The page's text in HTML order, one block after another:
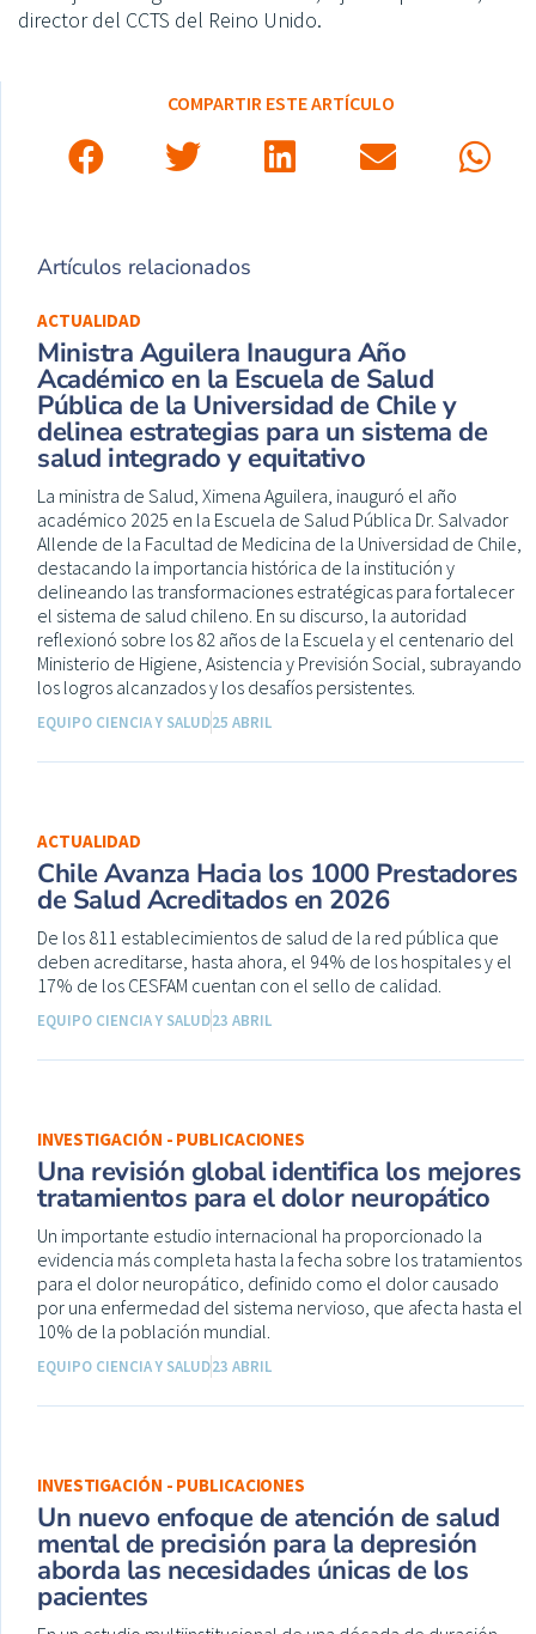
director del CCTS del Reino Unido.
COMPARTIR ESTE ARTÍCULO
Artículos relacionados
ACTUALIDAD
Ministra Aguilera Inaugura Año
Académico en la Escuela de Salud
Pública de la Universidad de Chile y
delinea estrategias para un sistema de
salud integrado y equitativo
La ministra de Salud, Ximena Aguilera, inauguró el año
académico 2025 en la Escuela de Salud Pública Dr. Salvador
Allende de la Facultad de Medicina de la Universidad de Chile,
destacando la importancia histórica de la institución y
delineando las transformaciones estratégicas para fortalecer
el sistema de salud chileno. En su discurso, la autoridad
reflexionó sobre los 82 años de la Escuela y el centenario del
Ministerio de Higiene, Asistencia y Previsión Social, subrayando
los logros alcanzados y los desafíos persistentes.
EQUIPO CIENCIA Y SALUD25 ABRIL
ACTUALIDAD
Chile Avanza Hacia los 1000 Prestadores
de Salud Acreditados en 2026
De los 811 establecimientos de salud de la red pública que
deben acreditarse, hasta ahora, el 94% de los hospitales y el
17% de los CESFAM cuentan con el sello de calidad.
EQUIPO CIENCIA Y SALUD23 ABRIL
INVESTIGACIÓN - PUBLICACIONES
Una revisión global identifica los mejores
tratamientos para el dolor neuropático
Un importante estudio internacional ha proporcionado la
evidencia más completa hasta la fecha sobre los tratamientos
para el dolor neuropático, definido como el dolor causado
por una enfermedad del sistema nervioso, que afecta hasta el
10% de la población mundial.
EQUIPO CIENCIA Y SALUD23 ABRIL
INVESTIGACIÓN - PUBLICACIONES
Un nuevo enfoque de atención de salud
mental de precisión para la depresión
aborda las necesidades únicas de los
pacientes